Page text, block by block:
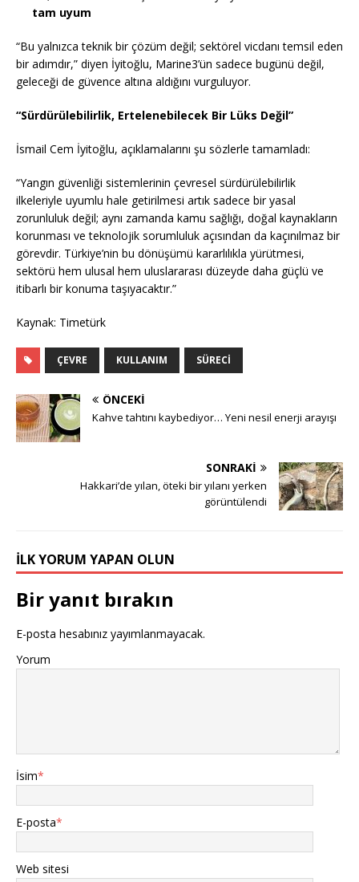
tam uyum
“Bu yalnızca teknik bir çözüm değil; sektörel vicdanı temsil eden
bir adımdır,” diyen İyitoğlu, Marine3’ün sadece bugünü değil,
geleceği de güvence altına aldığını vurguluyor.
“Sürdürülebilirlik, Ertelenebilecek Bir Lüks Değil”
İsmail Cem İyitoğlu, açıklamalarını şu sözlerle tamamladı:
“Yangın güvenliği sistemlerinin çevresel sürdürülebilirlik
ilkeleriyle uyumlu hale getirilmesi artık sadece bir yasal
zorunluluk değil; aynı zamanda kamu sağlığı, doğal kaynakların
korunması ve teknolojik sorumluluk açısından da kaçınılmaz bir
görevdir. Türkiye’nin bu dönüşümü kararlılıkla yürütmesi,
sektörü hem ulusal hem uluslararası düzeyde daha güçlü ve
itibarlı bir konuma taşıyacaktır.”
Kaynak: Timetürk
ÇEVRE KULLANIM SÜRECI
ÖNCEKI
Kahve tahtını kaybediyor… Yeni nesil enerji arayışı
SONRAKI
Hakkari’de yılan, öteki bir yılanı yerken
görüntülendi
İLK YORUM YAPAN OLUN
Bir yanıt bırakın
E-posta hesabınız yayımlanmayacak.
Yorum
İsim*
E-posta*
Web sitesi